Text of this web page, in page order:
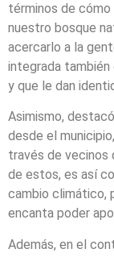
términos de
nuestro bosque
acercarlo a la
integrada también
y que le dan
Asimismo,
desde el
través de vecinos
de estos, es así
cambio climático,
encanta poder
Además, en el